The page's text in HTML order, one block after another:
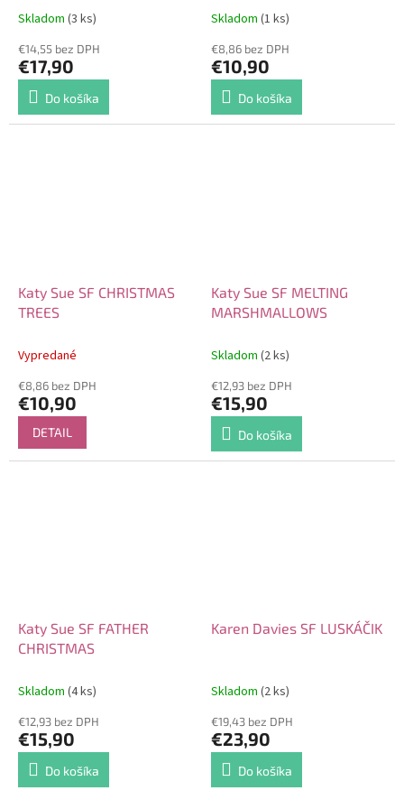
Skladom (3 ks)
€14,55 bez DPH
€17,90
Do košíka
Skladom (1 ks)
€8,86 bez DPH
€10,90
Do košíka
Katy Sue SF CHRISTMAS
TREES
Vypredané
€8,86 bez DPH
€10,90
DETAIL
Katy Sue SF MELTING
MARSHMALLOWS
Skladom (2 ks)
€12,93 bez DPH
€15,90
Do košíka
Katy Sue SF FATHER
CHRISTMAS
Skladom (4 ks)
€12,93 bez DPH
€15,90
Do košíka
Karen Davies SF LUSKÁČIK
Skladom (2 ks)
€19,43 bez DPH
€23,90
Do košíka